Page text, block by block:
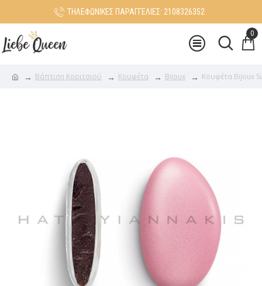
ΤΗΛΕΦΩΝΙΚΕΣ ΠΑΡΑΓΓΕΛΙΕΣ: 2108326352
0
Βάπτιση Κοριτσιού Κουφέτα Bijoux Κουφέτα Bijoux